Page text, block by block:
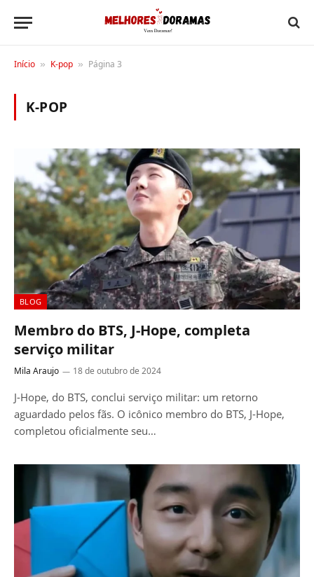
Início » K-pop » Página 3
K-POP
BLOG
Membro do BTS, J-Hope, completa
serviço militar
Mila Araujo 18 de outubro de 2024
J-Hope, do BTS, conclui serviço militar: um retorno
aguardado pelos fãs. O icônico membro do BTS, J-Hope,
completou oficialmente seu…